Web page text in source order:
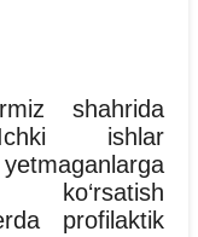
shahrida
ishlar
ko‘rsatish
profilaktik